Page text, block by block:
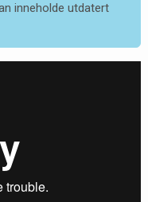
inneholde utdatert